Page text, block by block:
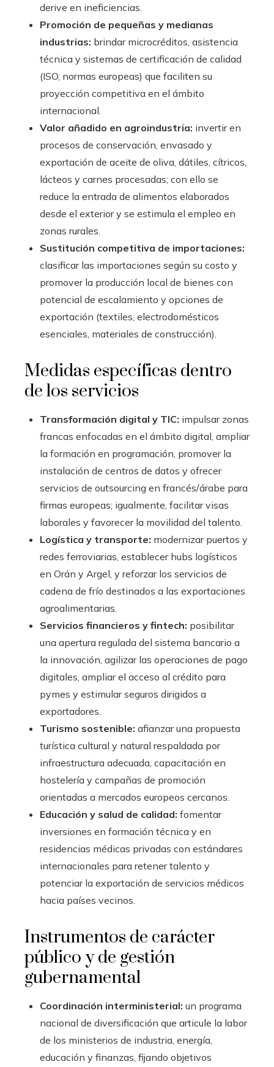
derive en ineficiencias.
Promoción de pequeñas y medianas
industrias: brindar microcréditos, asistencia
técnica y sistemas de certificación de calidad
(ISO, normas europeas) que faciliten su
proyección competitiva en el ámbito
internacional.
Valor añadido en agroindustria: invertir en
procesos de conservación, envasado y
exportación de aceite de oliva, dátiles, cítricos,
lácteos y carnes procesadas; con ello se
reduce la entrada de alimentos elaborados
desde el exterior y se estimula el empleo en
zonas rurales.
Sustitución competitiva de importaciones:
clasificar las importaciones según su costo y
promover la producción local de bienes con
potencial de escalamiento y opciones de
exportación (textiles, electrodomésticos
esenciales, materiales de construcción).
Medidas específicas dentro
de los servicios
Transformación digital y TIC: impulsar zonas
francas enfocadas en el ámbito digital, ampliar
la formación en programación, promover la
instalación de centros de datos y ofrecer
servicios de outsourcing en francés/árabe para
firmas europeas; igualmente, facilitar visas
laborales y favorecer la movilidad del talento.
Logística y transporte: modernizar puertos y
redes ferroviarias, establecer hubs logísticos
en Orán y Argel, y reforzar los servicios de
cadena de frío destinados a las exportaciones
agroalimentarias.
Servicios financieros y fintech: posibilitar
una apertura regulada del sistema bancario a
la innovación, agilizar las operaciones de pago
digitales, ampliar el acceso al crédito para
pymes y estimular seguros dirigidos a
exportadores.
Turismo sostenible: afianzar una propuesta
turística cultural y natural respaldada por
infraestructura adecuada, capacitación en
hostelería y campañas de promoción
orientadas a mercados europeos cercanos.
Educación y salud de calidad: fomentar
inversiones en formación técnica y en
residencias médicas privadas con estándares
internacionales para retener talento y
potenciar la exportación de servicios médicos
hacia países vecinos.
Instrumentos de carácter
público y de gestión
gubernamental
Coordinación interministerial: un programa
nacional de diversificación que articule la labor
de los ministerios de industria, energía,
educación y finanzas, fijando objetivos